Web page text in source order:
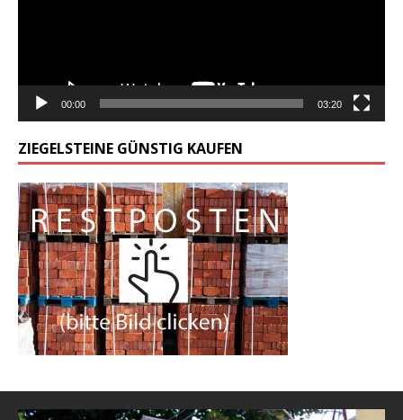
00:00 03:20
ZIEGELSTEINE GÜNSTIG KAUFEN